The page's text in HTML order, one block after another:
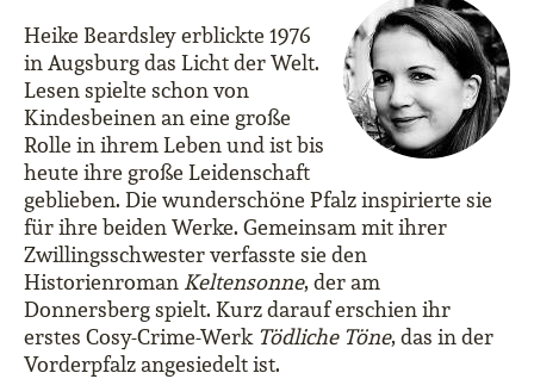
Heike Beardsley erblickte 1976
in Augsburg das Licht der Welt.
Lesen spielte schon von
Kindesbeinen an eine große
Rolle in ihrem Leben und ist bis
heute ihre große Leidenschaft
geblieben. Die wunderschöne Pfalz inspirierte sie
für ihre beiden Werke. Gemeinsam mit ihrer
Zwillingsschwester verfasste sie den
Historienroman Keltensonne, der am
Donnersberg spielt. Kurz darauf erschien ihr
erstes Cosy-Crime-Werk Tödliche Töne, das in der
Vorderpfalz angesiedelt ist.